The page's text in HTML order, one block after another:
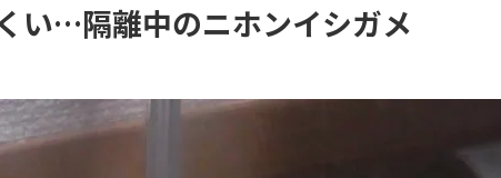
い…隔離中のニホンイシガメ